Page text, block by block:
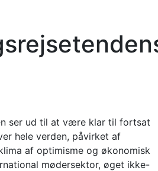
ser ud til at være klar til fortsat
hele verden, påvirket af
af optimisme og økonomisk
mødersektor, øget ikke-